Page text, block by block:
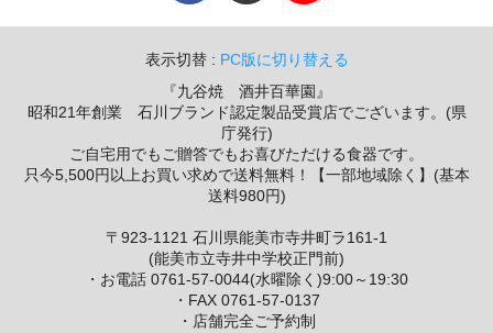
表示切替 : PC版に切り替える
『九谷焼 酒井百華園』
昭和21年創業 石川ブランド認定製品受賞店でございます。(県
庁発行)
ご自宅用でもご贈答でもお喜びただける食器です。
只今5,500円以上お買い求めで送料無料！【一部地域除く】(基本
送料980円)
〒923-1121 石川県能美市寺井町ラ161-1
(能美市立寺井中学校正門前)
・お電話 0761-57-0044(水曜除く)9:00～19:30
・FAX 0761-57-0137
・店舗完全ご予約制